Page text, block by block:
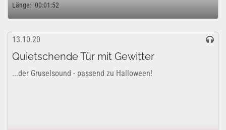
Länge: 00:01:52
13.10.20
Quietschende Tür mit Gewitter
...der Gruselsound - passend zu Halloween!